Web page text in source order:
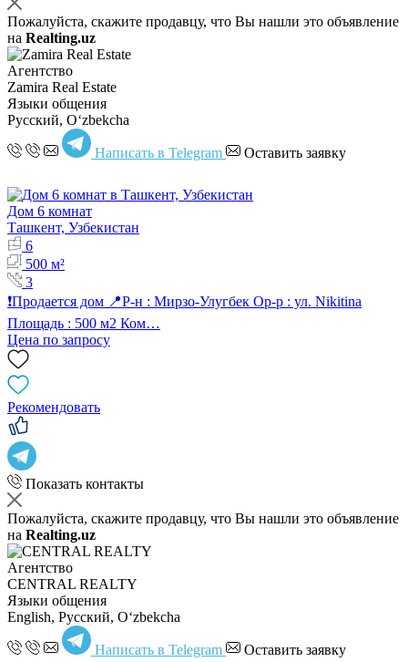
Пожалуйста, скажите продавцу, что Вы нашли это объявление
на Realting.uz
Агентство
Zamira Real Estate
Языки общения
Русский, Oʻzbekcha
Написать в Telegram Оставить заявку
Дом 6 комнат
Ташкент, Узбекистан
6
500 м²
3
❗️Продается дом 📍Р-н : Мирзо-Улугбек Ор-р : ул. Nikitina
Площадь : 500 м2 Ком…
Цена по запросу
Рекомендовать
Показать контакты
Пожалуйста, скажите продавцу, что Вы нашли это объявление
на Realting.uz
Агентство
CENTRAL REALTY
Языки общения
English, Русский, Oʻzbekcha
Написать в Telegram Оставить заявку